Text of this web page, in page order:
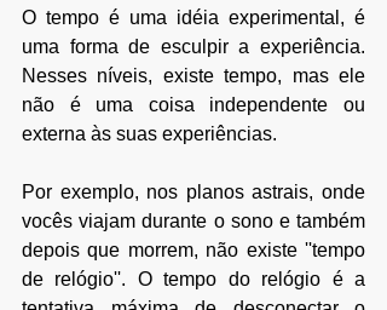
O tempo é uma idéia experimental, é
uma forma de esculpir a experiência.
Nesses níveis, existe tempo, mas ele
não é uma coisa independente ou
externa às suas experiências.
Por exemplo, nos planos astrais, onde
vocês viajam durante o sono e também
depois que morrem, não existe ''tempo
de relógio''. O tempo do relógio é a